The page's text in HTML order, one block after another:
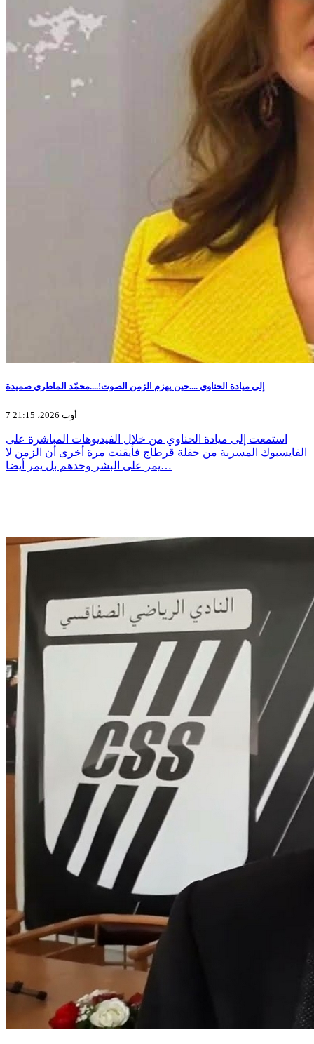
إلى ميادة الحناوي ....حين يهزم الزمن الصوت!....محمّد الماطري صميدة
7 أوت 2026، 21:15
استمعت إلى ميادة الحناوي من خلال الفيديوهات المباشرة على
الفايسبوك المسربة من حفلة قرطاج فأيقنت مرة أخرى أن الزمن لا
يمر على البشر وحدهم بل يمر أيضا…